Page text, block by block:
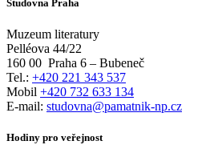
Studovna Praha
Muzeum literatury
Pelléova 44/22
160 00 Praha 6 – Bubeneč
Tel.: +420 221 343 537
Mobil +420 732 633 134
E-mail: studovna@pamatnik-np.cz
Hodiny pro veřejnost